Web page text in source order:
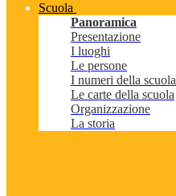
Scuola
Panoramica
Presentazione
I luoghi
Le persone
I numeri della scuola
Le carte della scuola
Organizzazione
La storia